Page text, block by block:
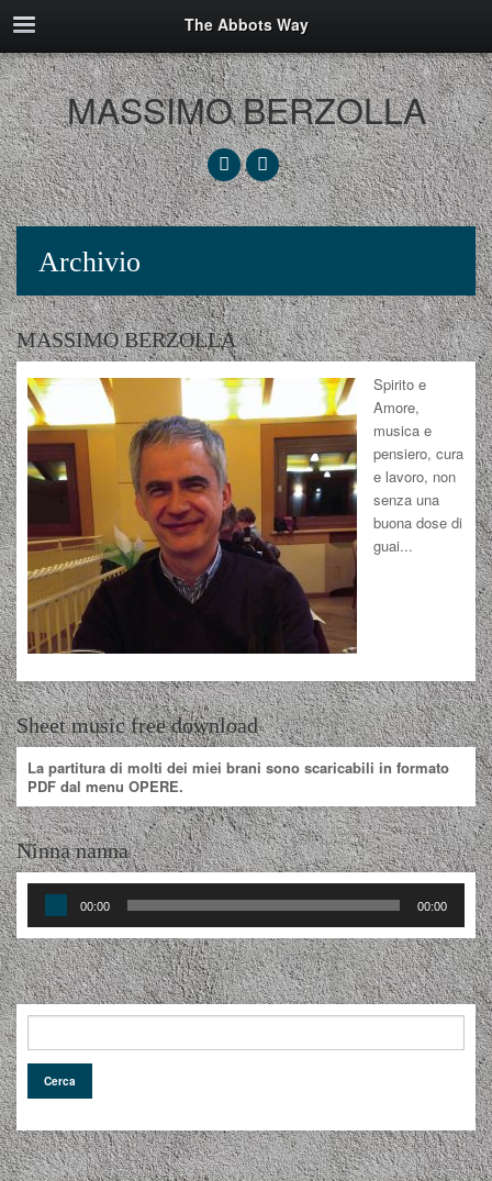
The Abbots Way
MASSIMO BERZOLLA
Archivio
MASSIMO BERZOLLA
Spirito e
Amore,
musica e
pensiero, cura
e lavoro, non
senza una
buona dose di
guai...
Sheet music free download
La partitura di molti dei miei brani sono scaricabili in formato
PDF dal menu OPERE.
Ninna nanna
Audio
Player
00:00 00:00